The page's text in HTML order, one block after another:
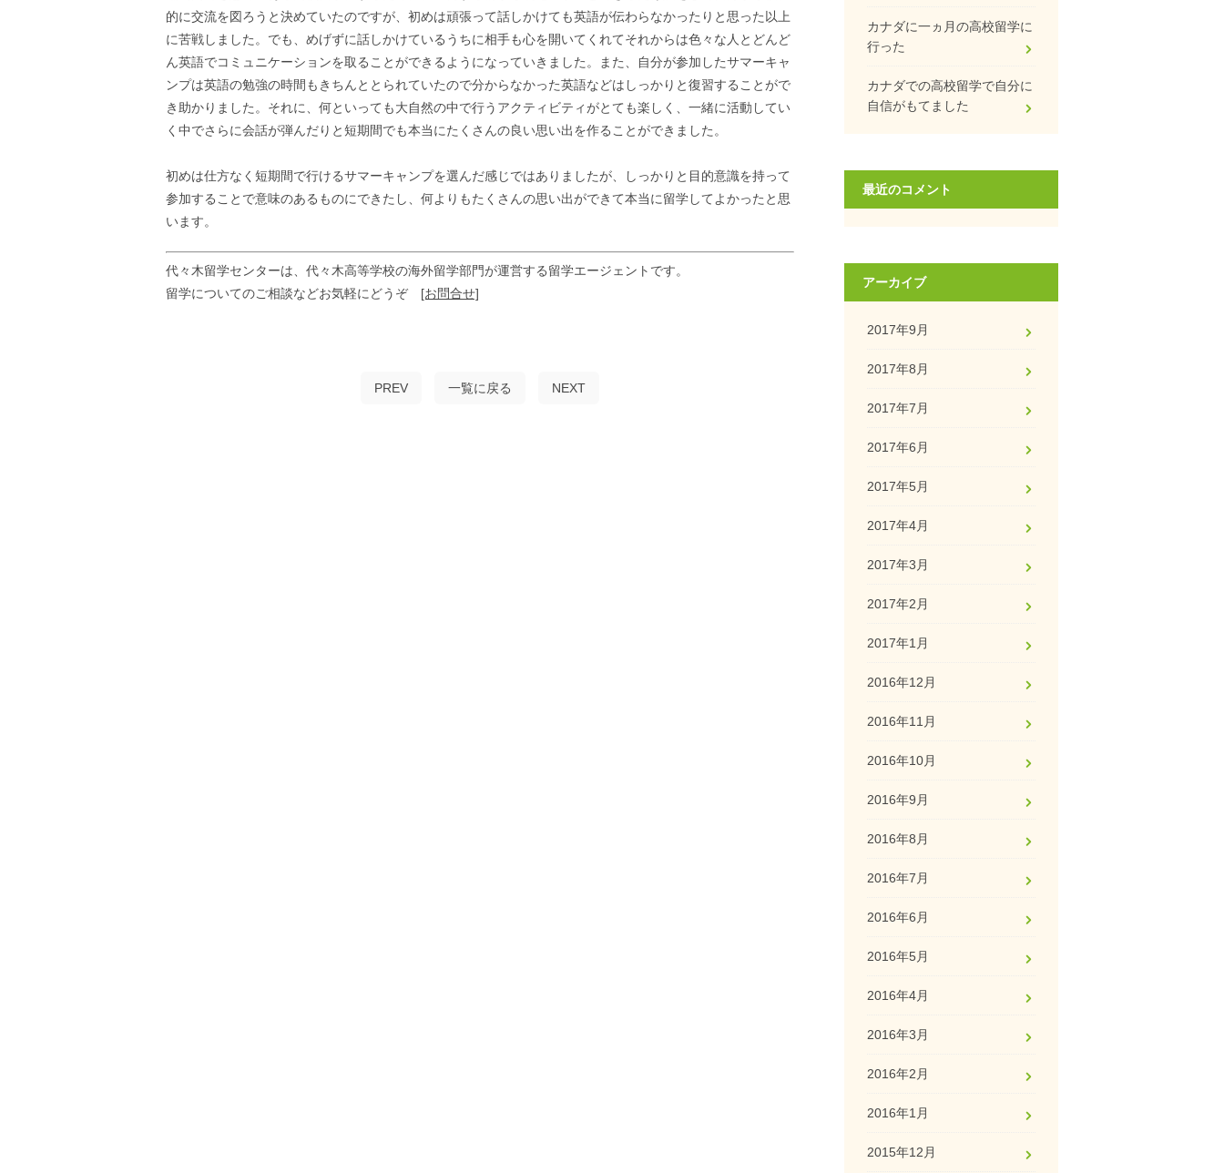
的に交流を図ろうと決めていたのですが、初めは頑張って話しかけても英語が伝わらなかったりと思った以上
に苦戦しました。でも、めげずに話しかけているうちに相手も心を開いてくれてそれからは色々な人とどんど
ん英語でコミュニケーションを取ることができるようになっていきました。また、自分が参加したサマーキャ
ンプは英語の勉強の時間もきちんととられていたので分からなかった英語などはしっかりと復習することがで
き助かりました。それに、何といっても大自然の中で行うアクティビティがとても楽しく、一緒に活動してい
く中でさらに会話が弾んだりと短期間でも本当にたくさんの良い思い出を作ることができました。
初めは仕方なく短期間で行けるサマーキャンプを選んだ感じではありましたが、しっかりと目的意識を持って
参加することで意味のあるものにできたし、何よりもたくさんの思い出ができて本当に留学してよかったと思
います。
代々木留学センターは、代々木高等学校の海外留学部門が運営する留学エージェントです。
留学についてのご相談などお気軽にどうぞ [お問合せ]
PREV 一覧に戻る NEXT
カナダに一ヵ月の高校留学に
行った
カナダでの高校留学で自分に
自信がもてました
最近のコメント
アーカイブ
2017年9月
2017年8月
2017年7月
2017年6月
2017年5月
2017年4月
2017年3月
2017年2月
2017年1月
2016年12月
2016年11月
2016年10月
2016年9月
2016年8月
2016年7月
2016年6月
2016年5月
2016年4月
2016年3月
2016年2月
2016年1月
2015年12月